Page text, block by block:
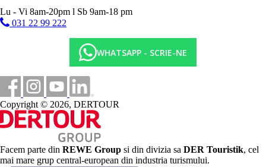
Distanţe
Distanta de cel mai apropiat aeroport
0 m
Distanta pana la plaja
Plaja
Sezlonguri si umbrele gratuite pe plaja
Hotel langa plaja
Lu - Vi 8am-20pm l Sb 9am-18 pm
031 22 99 222
WHATSAPP - SCRIE-NE
Copyright © 2026, DERTOUR
Facem parte din REWE Group si din divizia sa DER Touristik, cel
mai mare grup central-european din industria turismului.